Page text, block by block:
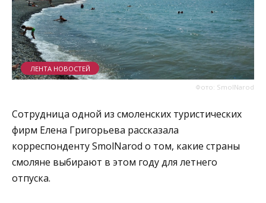
Фото: SmolNarod
ЛЕНТА НОВОСТЕЙ
Сотрудница одной из смоленских туристических
фирм Елена Григорьева рассказала
корреспонденту SmolNarod о том, какие страны
смоляне выбирают в этом году для летнего
отпуска.